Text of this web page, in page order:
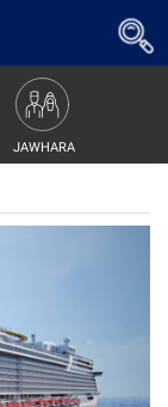
JAWHARA